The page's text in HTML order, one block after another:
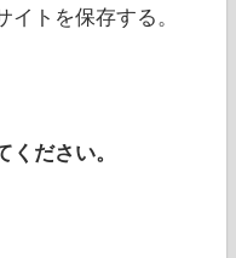
トを保存する。
ださい。